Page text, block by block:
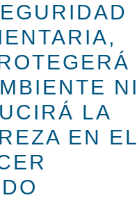
NI
LA
EN EL